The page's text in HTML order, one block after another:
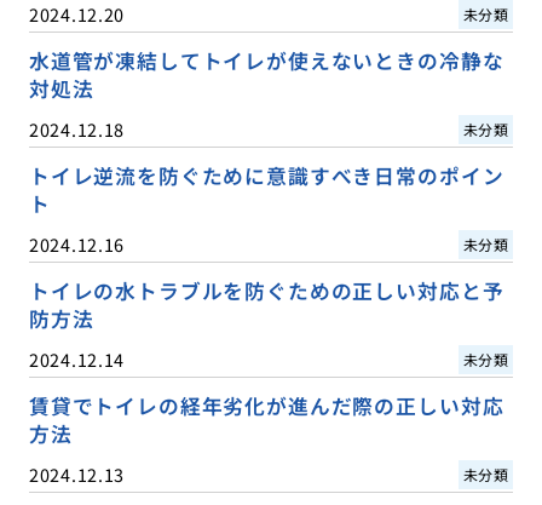
2024.12.20 未分類
水道管が凍結してトイレが使えないときの冷静な
対処法
2024.12.18 未分類
トイレ逆流を防ぐために意識すべき日常のポイン
ト
2024.12.16 未分類
トイレの水トラブルを防ぐための正しい対応と予
防方法
2024.12.14 未分類
賃貸でトイレの経年劣化が進んだ際の正しい対応
方法
2024.12.13 未分類